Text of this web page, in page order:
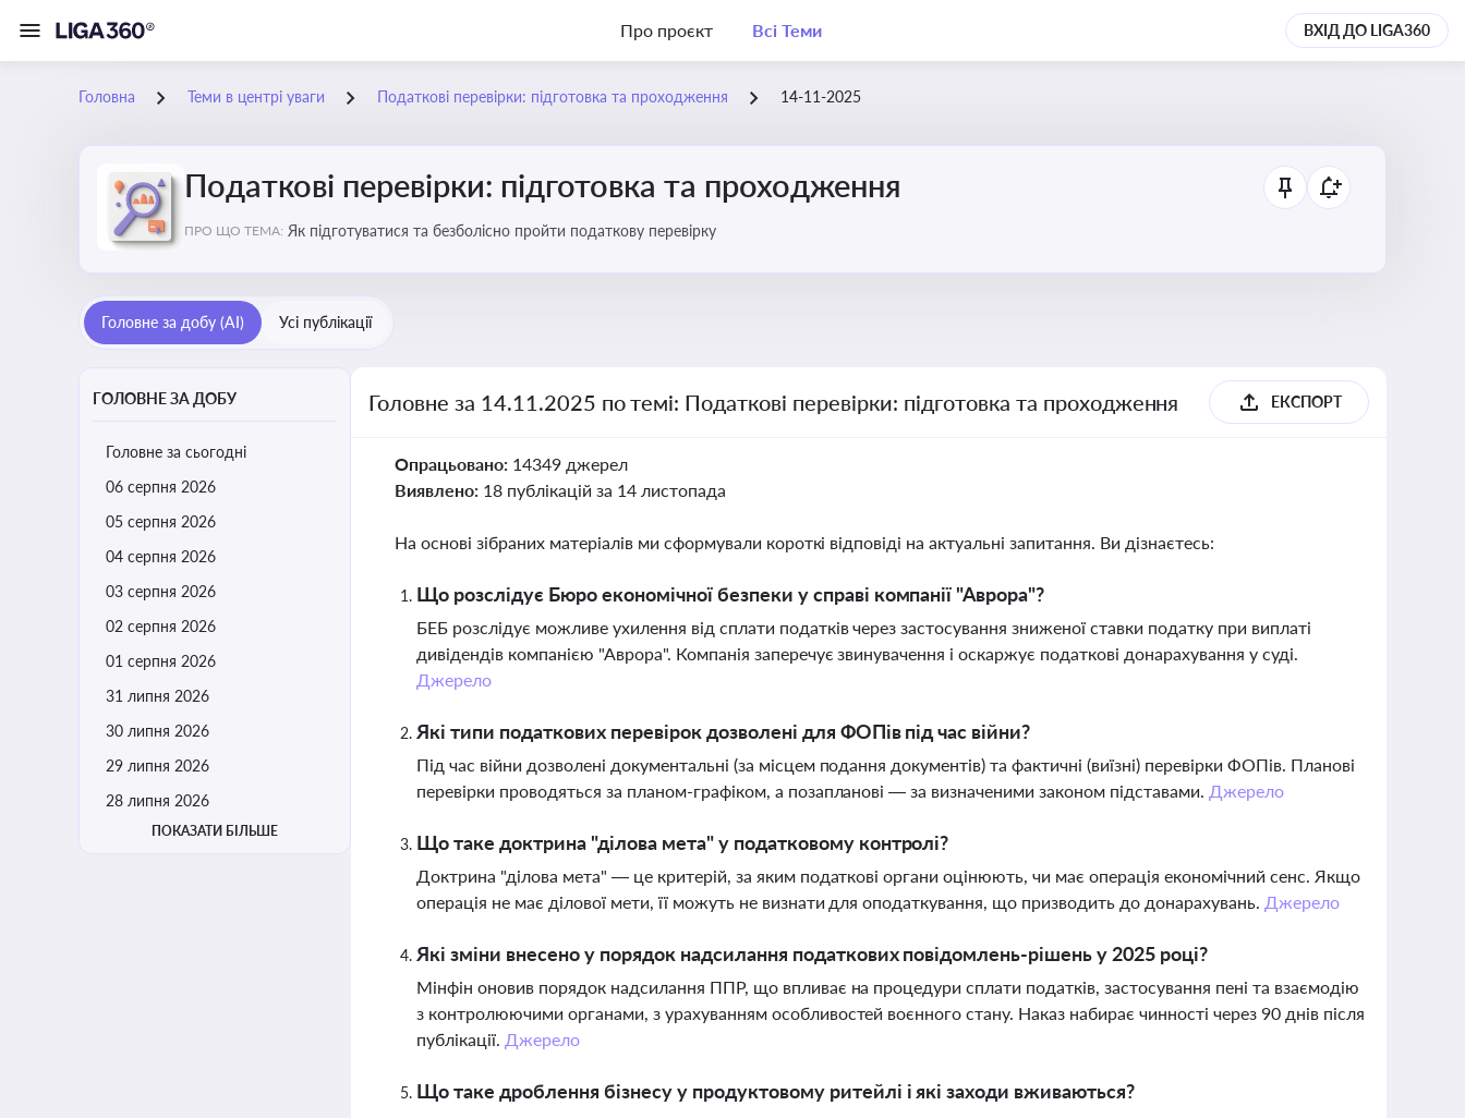
Про проєкт Всі Теми ВХІД ДО LIGA360
Головна Теми в центрі уваги Податкові перевірки: підготовка та проходження 14-11-2025
Податкові перевірки: підготовка та проходження
ПРО ЩО ТЕМА: Як підготуватися та безболісно пройти податкову перевірку
Головне за добу (AI) Усі публікації
ГОЛОВНЕ ЗА ДОБУ
Головне за сьогодні
06 серпня 2026
05 серпня 2026
04 серпня 2026
03 серпня 2026
02 серпня 2026
01 серпня 2026
31 липня 2026
30 липня 2026
29 липня 2026
28 липня 2026
ПОКАЗАТИ БІЛЬШЕ
Головне за 14.11.2025 по темі: Податкові перевірки: підготовка та проходження ЕКСПОРТ
Опрацьовано: 14349 джерел
Виявлено: 18 публікацій за 14 листопада
На основі зібраних матеріалів ми сформували короткі відповіді на актуальні запитання. Ви дізнаєтесь:
Що розслідує Бюро економічної безпеки у справі компанії "Аврора"?
БЕБ розслідує можливе ухилення від сплати податків через застосування зниженої ставки податку при виплаті
дивідендів компанією "Аврора". Компанія заперечує звинувачення і оскаржує податкові донарахування у суді.
Джерело
Які типи податкових перевірок дозволені для ФОПів під час війни?
Під час війни дозволені документальні (за місцем подання документів) та фактичні (виїзні) перевірки ФОПів. Планові
перевірки проводяться за планом-графіком, а позапланові — за визначеними законом підставами. Джерело
Що таке доктрина "ділова мета" у податковому контролі?
Доктрина "ділова мета" — це критерій, за яким податкові органи оцінюють, чи має операція економічний сенс. Якщо
операція не має ділової мети, її можуть не визнати для оподаткування, що призводить до донарахувань. Джерело
Які зміни внесено у порядок надсилання податкових повідомлень-рішень у 2025 році?
Мінфін оновив порядок надсилання ППР, що впливає на процедури сплати податків, застосування пені та взаємодію
з контролюючими органами, з урахуванням особливостей воєнного стану. Наказ набирає чинності через 90 днів після
публікації. Джерело
Що таке дроблення бізнесу у продуктовому ритейлі і які заходи вживаються?